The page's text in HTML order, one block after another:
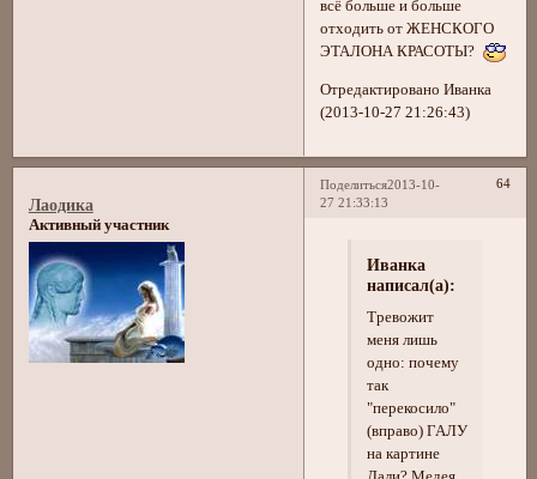
всё больше и больше
отходить от ЖЕНСКОГО
ЭТАЛОНА КРАСОТЫ?
Отредактировано Иванка
(2013-10-27 21:26:43)
Поделиться 64
2013-10-
27 21:33:13
Лаодика
Активный участник
Иванка
написал(а):
Тревожит
меня лишь
одно: почему
так
"перекосило"
(вправо) ГАЛУ
на картине